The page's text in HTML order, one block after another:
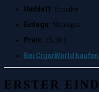
Umblatt: Ecuador
Einlage: Nicaragua
Preis: 15,50 €
Bei CigarWorld kaufen
ERSTER